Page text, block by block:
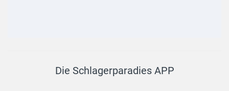
Die Schlagerparadies APP